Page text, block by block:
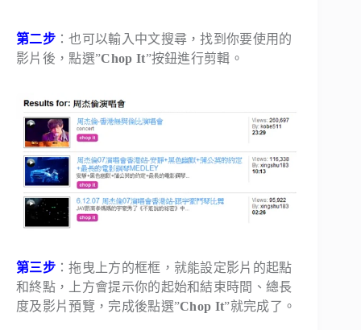
第二步：也可以輸入中文搜尋，找到你要使用的
影片後，點選”Chop It”按鈕進行剪輯。
第三步：拖曳上方的框框，就能設定影片的起點
和終點，上方會提示你的起始和結束時間、總長
度及影片預覽，完成後點選”Chop It”就完成了。